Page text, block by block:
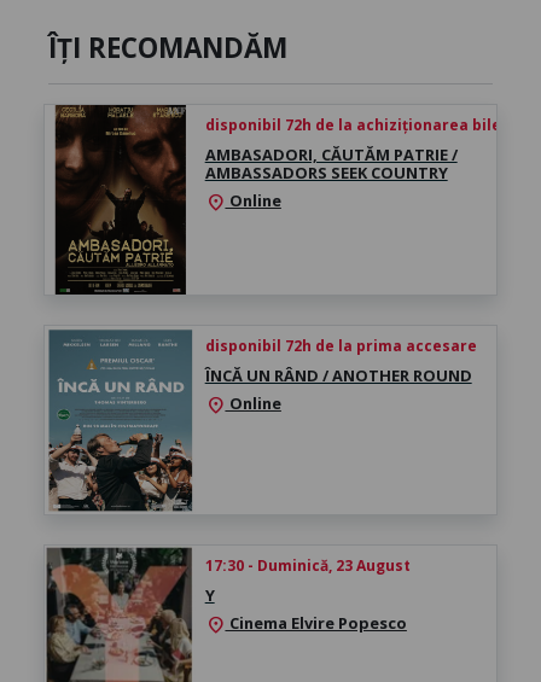
ÎȚI RECOMANDĂM
disponibil 72h de la achiziționarea biletului
AMBASADORI, CĂUTĂM PATRIE /
AMBASSADORS SEEK COUNTRY
location_on Online
disponibil 72h de la prima accesare
ÎNCĂ UN RÂND / ANOTHER ROUND
location_on Online
17:30 - Duminică, 23 August
Y
location_on Cinema Elvire Popesco